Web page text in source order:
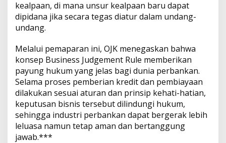
kealpaan, di mana unsur kealpaan baru dapat
dipidana jika secara tegas diatur dalam undang-
undang.
Melalui pemaparan ini, OJK menegaskan bahwa
konsep Business Judgement Rule memberikan
payung hukum yang jelas bagi dunia perbankan.
Selama proses pemberian kredit dan pembiayaan
dilakukan sesuai aturan dan prinsip kehati-hatian,
keputusan bisnis tersebut dilindungi hukum,
sehingga industri perbankan dapat bergerak lebih
leluasa namun tetap aman dan bertanggung
jawab.***